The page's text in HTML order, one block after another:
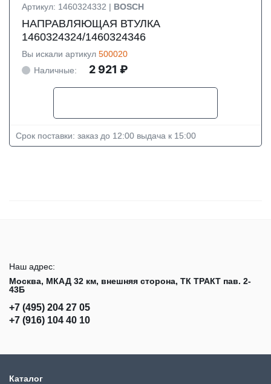
Артикул: 1460324332 | BOSCH
НАПРАВЛЯЮЩАЯ ВТУЛКА
1460324324/1460324346
Вы искали артикул 500020
Наличные:
2 921 ₽
Срок поставки: заказ до 12:00 выдача к 15:00
Наш адрес:
Москва, МКАД 32 км, внешняя сторона, ТК ТРАКТ пав. 2-
43Б
+7 (495) 204 27 05
+7 (916) 104 40 10
Каталог